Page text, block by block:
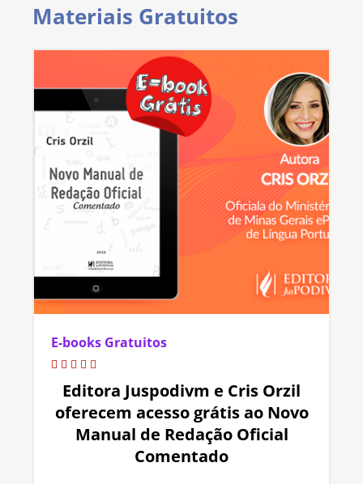
Materiais Gratuitos
E-books Gratuitos
Editora Juspodivm e Cris Orzil
oferecem acesso grátis ao Novo
Manual de Redação Oficial
Comentado